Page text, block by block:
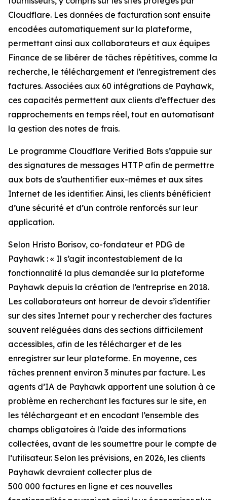
Cloudflare. Les données de facturation sont ensuite
encodées automatiquement sur la plateforme,
permettant ainsi aux collaborateurs et aux équipes
Finance de se libérer de tâches répétitives, comme la
recherche, le téléchargement et l’enregistrement des
factures. Associées aux 60 intégrations de Payhawk,
ces capacités permettent aux clients d’effectuer des
rapprochements en temps réel, tout en automatisant
la gestion des notes de frais.
Le programme Cloudflare Verified Bots s’appuie sur
des signatures de messages HTTP afin de permettre
aux bots de s’authentifier eux-mêmes et aux sites
Internet de les identifier. Ainsi, les clients bénéficient
d’une sécurité et d’un contrôle renforcés sur leur
application.
Selon Hristo Borisov, co-fondateur et PDG de
Payhawk : « Il s’agit incontestablement de la
fonctionnalité la plus demandée sur la plateforme
Payhawk depuis la création de l’entreprise en 2018.
Les collaborateurs ont horreur de devoir s’identifier
sur des sites Internet pour y rechercher des factures
souvent reléguées dans des sections difficilement
accessibles, afin de les télécharger et de les
enregistrer sur leur plateforme. En moyenne, ces
tâches prennent environ 3 minutes par facture. Les
agents d’IA de Payhawk apportent une solution à ce
problème en recherchant les factures sur le site, en
les téléchargeant et en encodant l’ensemble des
champs obligatoires à l’aide des informations
collectées, avant de les soumettre pour le compte de
l’utilisateur. Selon les prévisions, en 2026, les clients
Payhawk devraient collecter plus de
500 000 factures en ligne et ces nouvelles